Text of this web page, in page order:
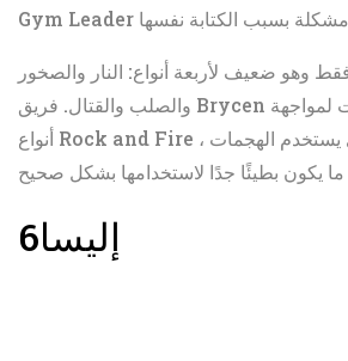
وهو ضعيف لأربعة أنواع: النار والصخور
والصلب والقتال. فريق Brycen لديه بعض الحركات لمواجهة
أنواع Rock and Fire ، لكن بوكيمون الذي يستخدم الهجمات
6إليسا